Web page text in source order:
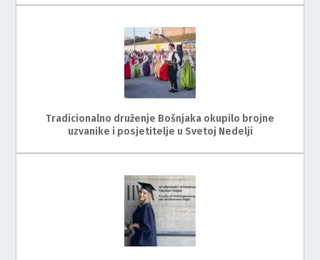
Tradicionalno druženje Bošnjaka okupilo brojne
uzvanike i posjetitelje u Svetoj Nedelji